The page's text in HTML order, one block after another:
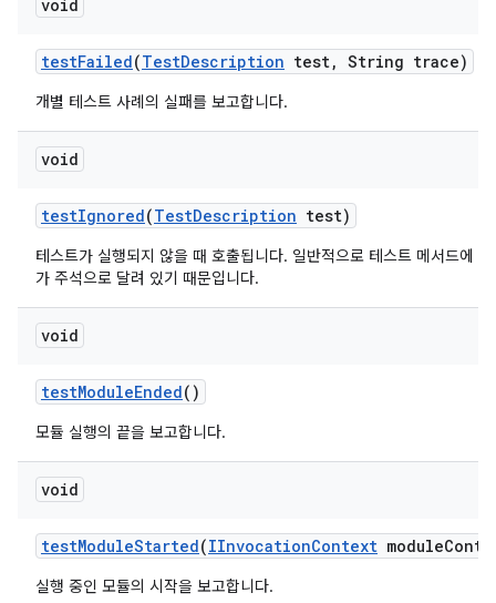
void
testFailed(TestDescription test, String trace)
개별 테스트 사례의 실패를 보고합니다.
void
testIgnored(TestDescription test)
테스트가 실행되지 않을 때 호출됩니다. 일반적으로 테스트 메서드에
가 주석으로 달려 있기 때문입니다.
void
testModuleEnded()
모듈 실행의 끝을 보고합니다.
void
testModuleStarted(IInvocationContext module
실행 중인 모듈의 시작을 보고합니다.